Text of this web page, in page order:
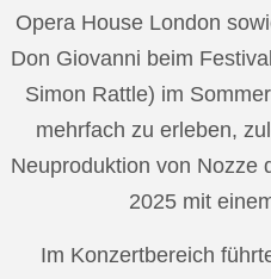
Opera House London
Don Giovanni beim
Simon Rattle) im
mehrfach zu erleben,
Neuproduktion von Nozze
2025 mit
Im Konzertbereich